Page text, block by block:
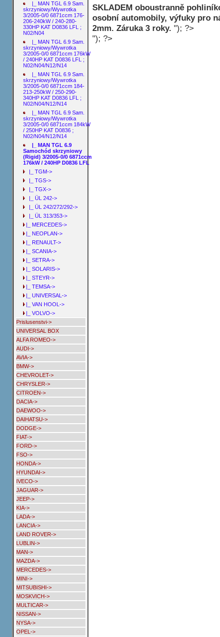
|_ MAN TGL 6.9 Sam.
skrzyniowy/Wywrotka
3/2005-0/0 6871ccm 176-
206-240kW / 240-280-
330HP KAT D0836 LFL ;
N02/N04
|_ MAN TGL 6.9 Sam.
skrzyniowy/Wywrotka
3/2005-0/0 6871ccm 176kW
/ 240HP KAT D0836 LFL ;
N02/N04/N12/N14
|_ MAN TGL 6.9 Sam.
skrzyniowy/Wywrotka
3/2005-0/0 6871ccm 184-
213-250kW / 250-290-
340HP KAT D0836 LFL ;
N02/N04/N12/N14
|_ MAN TGL 6.9 Sam.
skrzyniowy/Wywrotka
3/2005-0/0 6871ccm 184kW
/ 250HP KAT D0836 ;
N02/N04/N12/N14
|_ MAN TGL 6.9
Samochód skrzyniowy
(Rigid) 3/2005-0/0 6871ccm
176kW / 240HP D0836 LFL
|_ TGM->
|_ TGS->
|_ TGX->
|_ ÜL 242->
|_ ÜL 242/272/292->
|_ ÜL 313/353->
|_ MERCEDES->
|_ NEOPLAN->
|_ RENAULT->
|_ SCANIA->
|_ SETRA->
|_ SOLARIS->
|_ STEYR->
|_ TEMSA->
|_ UNIVERSAL->
|_ VAN HOOL->
|_ VOLVO->
Prislusenstvi->
UNIVERSAL BOX
ALFA ROMEO->
AUDI->
AVIA->
BMW->
CHEVROLET->
CHRYSLER->
CITROEN->
DACIA->
DAEWOO->
DAIHATSU->
DODGE->
FIAT->
FORD->
FSO->
HONDA->
HYUNDAI->
IVECO->
JAGUAR->
JEEP->
KIA->
LADA->
LANCIA->
LAND ROVER->
LUBLIN->
MAN->
MAZDA->
MERCEDES->
MINI->
MITSUBISHI->
MOSKVICH->
MULTICAR->
NISSAN->
NYSA->
OPEL->
SKLADEM oboustranně
osobní automobily, výfuky pro
2mm. Záruka 3 roky. "); ?>
"); ?>